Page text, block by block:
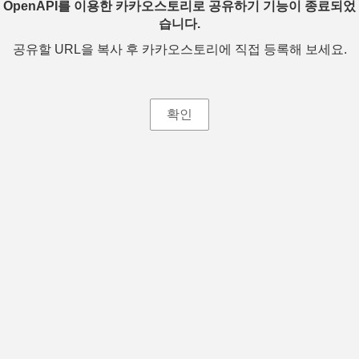
OpenAPI를 이용한 카카오스토리로 공유하기 기능이 종료되었
습니다.
공유할 URL을 복사 후 카카오스토리에 직접 등록해 보세요.
확인